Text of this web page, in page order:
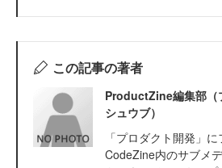
この記事の著者
ProductZine編集部（
シュウブ）
「プロダクト開発」
CodeZine内のサブメ